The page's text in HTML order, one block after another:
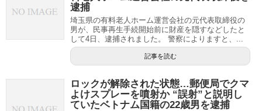
逮捕
埼玉県の有料老人ホーム運営会社の元代表取締役の
男が、民事再生手続開始前に財産を隠すなどしたと
して4日、逮捕されました。 警察によりますと、...
記事を読む
ロックが解除された状態…郵便局でクマ
よけスプレーを噴射か “誤射”と説明し
ていたベトナム国籍の22歳男を逮捕